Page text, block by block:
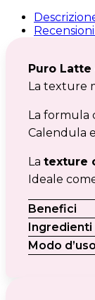
Puro
La texture
La formula
Calendula
La texture
Ideale
Benefici
Ingredienti
Modo d’uso